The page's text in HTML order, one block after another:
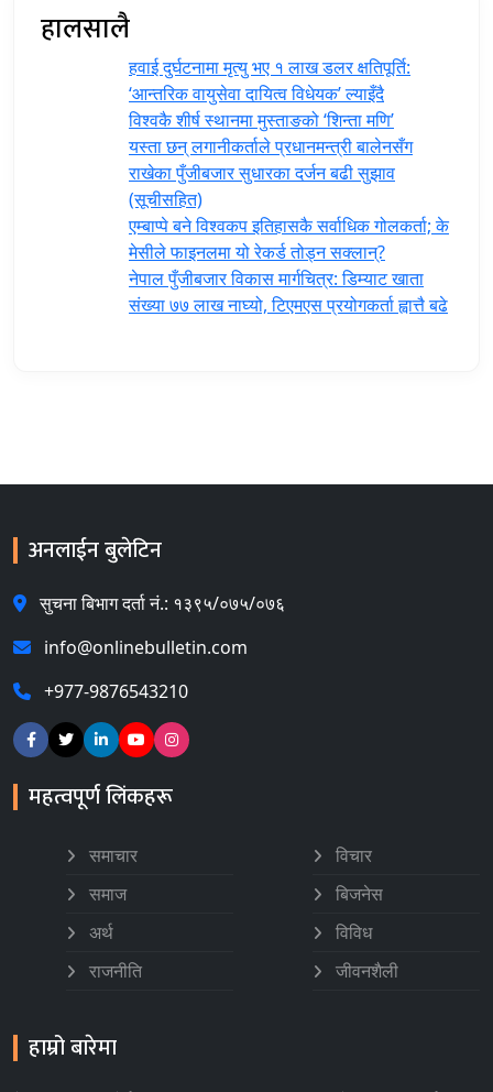
हालसालै
हवाई दुर्घटनामा मृत्यु भए १ लाख डलर क्षतिपूर्ति:
‘आन्तरिक वायुसेवा दायित्व विधेयक’ ल्याइँदै
विश्वकै शीर्ष स्थानमा मुस्ताङको ‘शिन्ता मणि’
यस्ता छन् लगानीकर्ताले प्रधानमन्त्री ‍बालेनसँग
राखेका पुँजीबजार सुधारका दर्जन बढी सुझाव
(सूचीसहित)
एम्बाप्पे बने विश्वकप इतिहासकै सर्वाधिक गोलकर्ता; के
मेसीले फाइनलमा यो रेकर्ड तोड्न सक्लान्?
नेपाल पुँजीबजार विकास मार्गचित्र: डिम्याट खाता
संख्या ७७ लाख नाघ्यो, टिएमएस प्रयोगकर्ता ह्वात्तै बढे
अनलाईन बुलेटिन
सुचना बिभाग दर्ता नं.: १३९५/०७५/०७६
info@onlinebulletin.com
+977-9876543210
महत्वपूर्ण लिंकहरू
समाचार
समाज
अर्थ
राजनीति
विचार
बिजनेस
विविध
जीवनशैली
हाम्रो बारेमा